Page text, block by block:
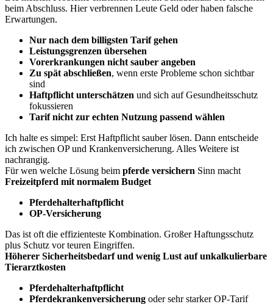
beim Abschluss. Hier verbrennen Leute Geld oder haben falsche
Erwartungen.
Nur nach dem billigsten Tarif gehen
Leistungsgrenzen übersehen
Vorerkrankungen nicht sauber angeben
Zu spät abschließen, wenn erste Probleme schon sichtbar
sind
Haftpflicht unterschätzen und sich auf Gesundheitsschutz
fokussieren
Tarif nicht zur echten Nutzung passend wählen
Ich halte es simpel: Erst Haftpflicht sauber lösen. Dann entscheide
ich zwischen OP und Krankenversicherung. Alles Weitere ist
nachrangig.
Für wen welche Lösung beim pferde versichern Sinn macht
Freizeitpferd mit normalem Budget
Pferdehalterhaftpflicht
OP-Versicherung
Das ist oft die effizienteste Kombination. Großer Haftungsschutz
plus Schutz vor teuren Eingriffen.
Höherer Sicherheitsbedarf und wenig Lust auf unkalkulierbare
Tierarztkosten
Pferdehalterhaftpflicht
Pferdekrankenversicherung oder sehr starker OP-Tarif